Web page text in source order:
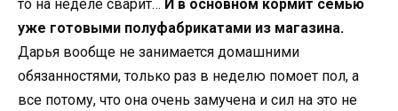
то на неделе сварит… И в основном кормит семью
уже готовыми полуфабрикатами из магазина.
Дарья вообще не занимается домашними
обязанностями, только раз в неделю помоет пол, а
все потому, что она очень замучена и сил на это не